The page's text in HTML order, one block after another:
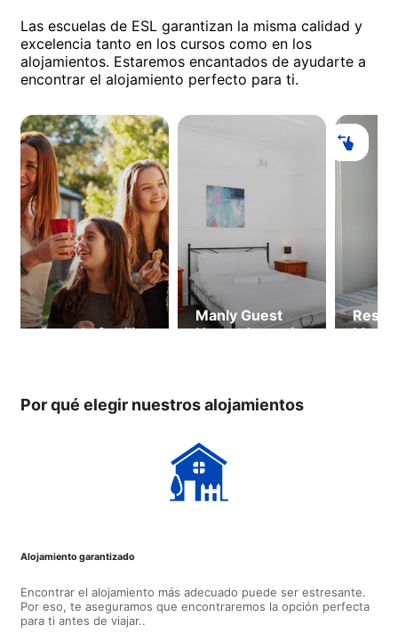
Las escuelas de ESL garantizan la misma calidad y
excelencia tanto en los cursos como en los
alojamientos. Estaremos encantados de ayudarte a
encontrar el alojamiento perfecto para ti.
Casa de familia
Manly Guest
House (a partir
Manly
Por qué elegir nuestros alojamientos
Alojamiento garantizado
Encontrar el alojamiento más adecuado puede ser estresante.
Por eso, te aseguramos que encontraremos la opción perfecta
para ti antes de viajar..